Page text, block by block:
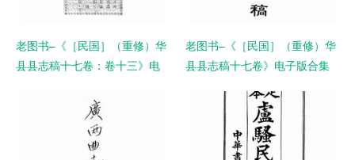
老图书–《［民国］（重修）华
县县志稿十七卷：卷十三》电
老图书–《［民国］（重修）华
县县志稿十七卷》电子版合集